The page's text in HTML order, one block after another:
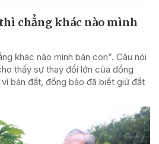
chẳng khác nào mình
khác nào mình bán con”. Câu nói
thấy sự thay đổi lớn của đồng
bán đất, đồng bào đã biết giữ đất